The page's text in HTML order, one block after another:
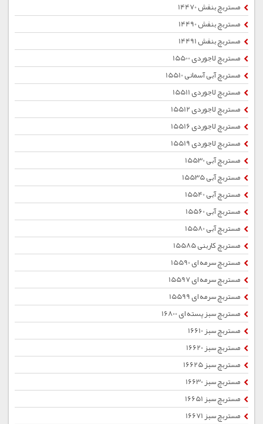
مستربچ بنفش 14470
مستربچ بنفش 14490
مستربچ بنفش 14491
مستربچ لاجوردی 15500
مستربچ آبی آسمانی 15510
مستربچ لاجوردی 15511
مستربچ لاجوردی 15512
مستربچ لاجوردی 15516
مستربچ لاجوردی 15519
مستربچ آبی 15530
مستربچ آبی 15535
مستربچ آبی 15540
مستربچ آبی 15560
مستربچ آبی 15580
مستربچ کاربنی 15585
مستربچ سرمه ای 15590
مستربچ سرمه ای 15597
مستربچ سرمه ای 15599
مستربچ سبز پسته ای 16800
مستربچ سبز 16610
مستربچ سبز 16620
مستربچ سبز 16625
مستربچ سبز 16630
مستربچ سبز 16651
مستربچ سبز 16671